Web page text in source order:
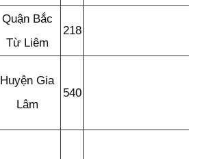
Quận Bắc
Từ Liêm
218
Huyện Gia
Lâm
540